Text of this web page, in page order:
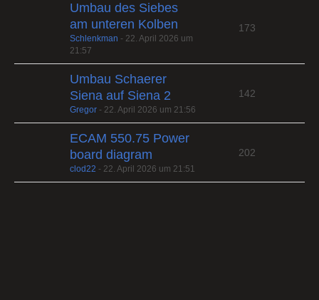
Umbau des Siebes
am unteren Kolben
Schlenkman - 22. April 2026 um
21:57
173
Umbau Schaerer
Siena auf Siena 2
Gregor - 22. April 2026 um 21:56
142
ECAM 550.75 Power
board diagram
clod22 - 22. April 2026 um 21:51
202